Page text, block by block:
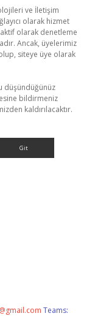
ve İletişim
olarak hizmet
olarak denetleme
Ancak, üyelerimiz
siteye üye olarak
düşündüğünüz
bildirmeniz
kaldırılacaktır.
Teams: